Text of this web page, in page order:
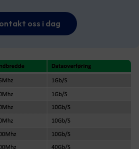
oss i dag